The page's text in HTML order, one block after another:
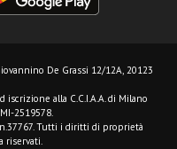
De Grassi 12/12A, 20123
iscrizione alla C.C.I.A.A. di Milano
2519578.
Tutti i diritti di proprietà
riservati.